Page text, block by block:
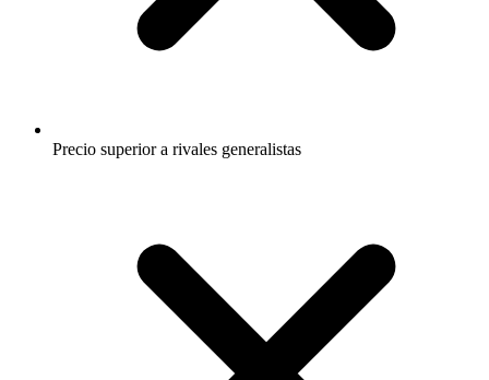
Precio superior a rivales generalistas